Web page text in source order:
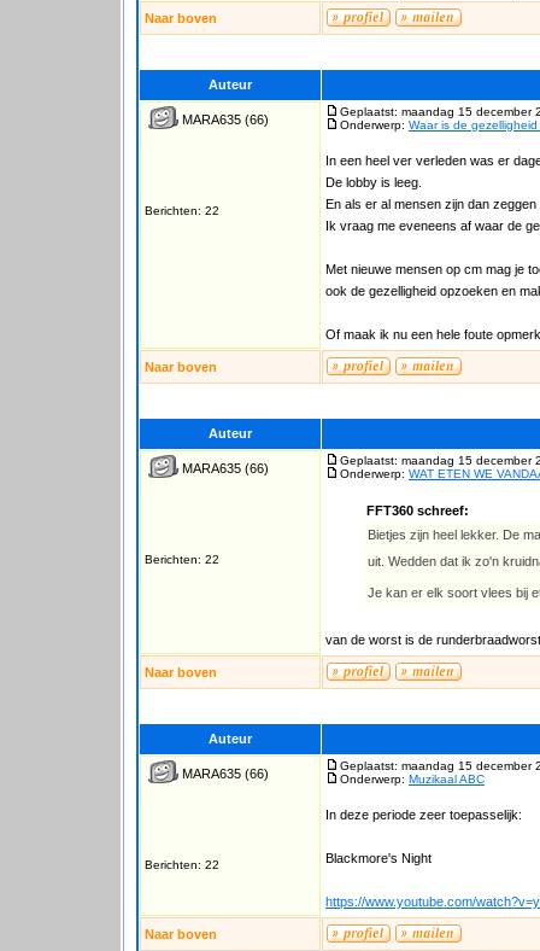
Naar boven
Auteur
MARA635 (66)
Berichten: 22
Geplaatst: maandag 15 december
Onderwerp: Waar is de
In een heel ver verleden was er
De lobby is leeg.
En als er al mensen zijn dan
Ik vraag me eveneens af waar de
Met nieuwe mensen op cm mag je
ook de gezelligheid opzoeken en
Of maak ik nu een hele foute
Naar boven
Auteur
MARA635 (66)
Berichten: 22
Geplaatst: maandag 15 december
Onderwerp: WAT ETEN WE
FFT360 schreef:
Bietjes zijn heel lekker. De
uit. Wedden dat ik zo'n
Je kan er elk soort vlees bij
van de worst is de
Naar boven
Auteur
MARA635 (66)
Berichten: 22
Geplaatst: maandag 15 december
Onderwerp: Muzikaal ABC
In deze periode zeer toepasselijk:
Blackmore's Night
https://www.youtube.com/
Naar boven